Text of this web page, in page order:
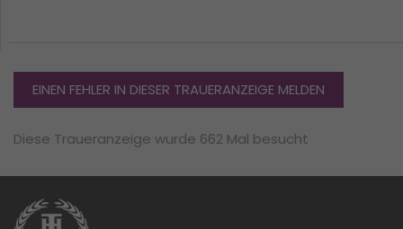
EINEN FEHLER IN DIESER TRAUERANZEIGE MELDEN
Diese Traueranzeige wurde 662 Mal besucht